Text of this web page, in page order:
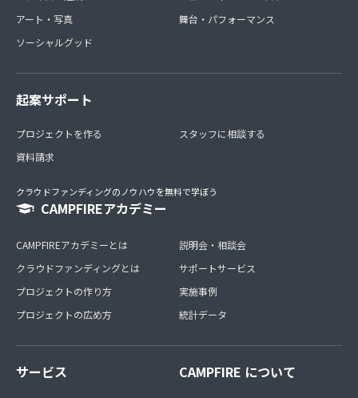
アート・写真
ソーシャルグッド
舞台・パフォーマンス
起案サポート
プロジェクトを作る
資料請求
スタッフに相談する
クラウドファンディングのノウハウを無料で学ぼう
CAMPFIREアカデミー
CAMPFIREアカデミーとは
クラウドファンディングとは
プロジェクトの作り方
プロジェクトの広め方
説明会・相談会
サポートサービス
実施事例
統計データ
サービス CAMPFIRE について